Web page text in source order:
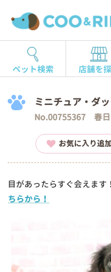
ペット検索 店舗を
ミニチュア・ダ
No.00755367 春
お気に入り追
目があったらすぐ会えま
ちらから！